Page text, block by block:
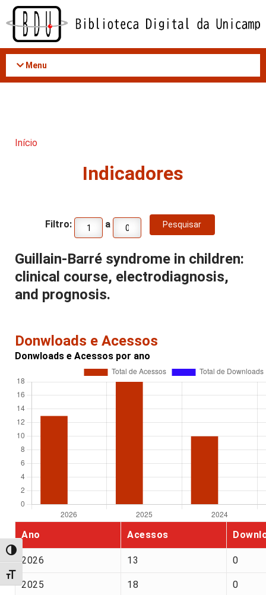
Acessar
conteúdo
Alternar alto contraste
Alternar tamanho da fonte
Menu
Início
Indicadores
Filtro: a
Guillain-Barré syndrome in children:
clinical course, electrodiagnosis,
and prognosis.
Donwloads e Acessos
Donwloads e Acessos por ano
Ano Acessos
2026 13 0
2025 18 0